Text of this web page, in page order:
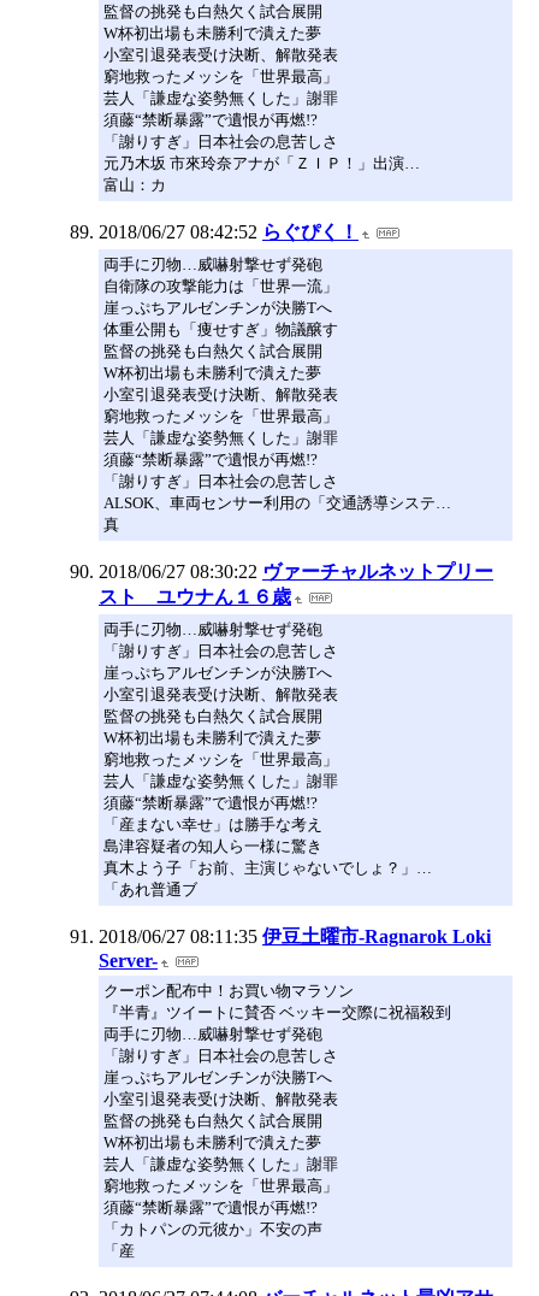
監督の挑発も白熱欠く試合展開
W杯初出場も未勝利で潰えた夢
小室引退発表受け決断、解散発表
窮地救ったメッシを「世界最高」
芸人「謙虚な姿勢無くした」謝罪
須藤“禁断暴露”で遺恨が再燃!?
「謝りすぎ」日本社会の息苦しさ
元乃木坂 市來玲奈アナが「ＺＩＰ！」出演…
富山：カ
2018/06/27 08:42:52 らぐぴく！
両手に刃物…威嚇射撃せず発砲
自衛隊の攻撃能力は「世界一流」
崖っぷちアルゼンチンが決勝Tへ
体重公開も「痩せすぎ」物議醸す
監督の挑発も白熱欠く試合展開
W杯初出場も未勝利で潰えた夢
小室引退発表受け決断、解散発表
窮地救ったメッシを「世界最高」
芸人「謙虚な姿勢無くした」謝罪
須藤“禁断暴露”で遺恨が再燃!?
「謝りすぎ」日本社会の息苦しさ
ALSOK、車両センサー利用の「交通誘導システ…
真
2018/06/27 08:30:22 ヴァーチャルネットプリー
スト ユウナん１６歳
両手に刃物…威嚇射撃せず発砲
「謝りすぎ」日本社会の息苦しさ
崖っぷちアルゼンチンが決勝Tへ
小室引退発表受け決断、解散発表
監督の挑発も白熱欠く試合展開
W杯初出場も未勝利で潰えた夢
窮地救ったメッシを「世界最高」
芸人「謙虚な姿勢無くした」謝罪
須藤“禁断暴露”で遺恨が再燃!?
「産まない幸せ」は勝手な考え
島津容疑者の知人ら一様に驚き
真木よう子「お前、主演じゃないでしょ？」…
「あれ普通ブ
2018/06/27 08:11:35 伊豆土曜市-Ragnarok Loki
Server-
クーポン配布中！お買い物マラソン
『半青』ツイートに賛否 ベッキー交際に祝福殺到
両手に刃物…威嚇射撃せず発砲
「謝りすぎ」日本社会の息苦しさ
崖っぷちアルゼンチンが決勝Tへ
小室引退発表受け決断、解散発表
監督の挑発も白熱欠く試合展開
W杯初出場も未勝利で潰えた夢
芸人「謙虚な姿勢無くした」謝罪
窮地救ったメッシを「世界最高」
須藤“禁断暴露”で遺恨が再燃!?
「カトパンの元彼か」不安の声
「産